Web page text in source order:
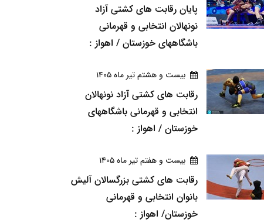
پایان رقابت های کشتی آزاد
نونهالان انتخابی و قهرمانی
باشگاههای خوزستان / اهواز :
بيست و هشتم تير ماه 1405
رقابت های کشتی آزاد نونهالان
انتخابی و قهرمانی باشگاههای
خوزستان / اهواز :
بيست و هفتم تير ماه 1405
رقابت های کشتی بزرگسالان آلیش
بانوان انتخابی و قهرمانی
خوزستان/ اهواز :